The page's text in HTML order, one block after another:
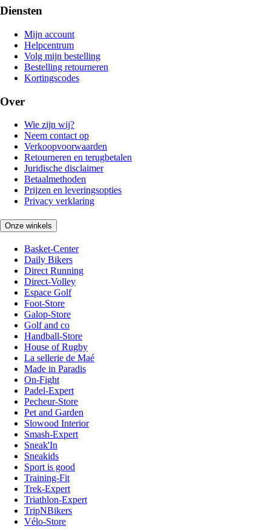
Diensten
Mijn account
Helpcentrum
Volg mijn bestelling
Bestelling retourneren
Kortingscodes
Over
Wie zijn wij?
Neem contact op
Verkoopvoorwaarden
Retourneren en terugbetalen
Juridische disclaimer
Betaalmethoden
Prijzen en leveringsopties
Privacy verklaring
Onze winkels
Basket-Center
Daily Bikers
Direct Running
Direct-Volley
Espace Golf
Foot-Store
Galop-Store
Golf and co
Handball-Store
House of Rugby
La sellerie de Maé
Made in Paradis
On-Fight
Padel-Expert
Pecheur-Store
Pet and Garden
Slowood Interior
Smash-Expert
Sneak'In
Sneakids
Sport is good
Training-Fit
Trek-Expert
Triathlon-Expert
TripNBikers
Vélo-Store